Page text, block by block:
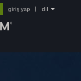
giriş yap dil